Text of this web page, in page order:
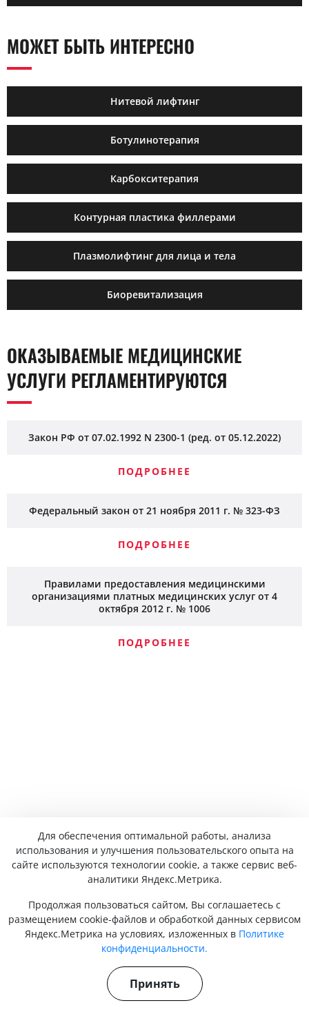
МОЖЕТ БЫТЬ ИНТЕРЕСНО
Нитевой лифтинг
Ботулинотерапия
Карбокситерапия
Контурная пластика филлерами
Плазмолифтинг для лица и тела
Биоревитализация
ОКАЗЫВАЕМЫЕ МЕДИЦИНСКИЕ
УСЛУГИ РЕГЛАМЕНТИРУЮТСЯ
Закон РФ от 07.02.1992 N 2300-1 (ред. от 05.12.2022)
ПОДРОБНЕЕ
Федеральный закон от 21 ноября 2011 г. № 323-ФЗ
ПОДРОБНЕЕ
Правилами предоставления медицинскими
организациями платных медицинских услуг от 4
октября 2012 г. № 1006
ПОДРОБНЕЕ
Для обеспечения оптимальной работы, анализа
использования и улучшения пользовательского опыта на
сайте используются технологии cookie, а также сервис веб-
аналитики Яндекс.Метрика.
Продолжая пользоваться сайтом, Вы соглашаетесь с
размещением cookie-файлов и обработкой данных сервисом
Яндекс.Метрика на условиях, изложенных в Политике
конфиденциальности.
Принять